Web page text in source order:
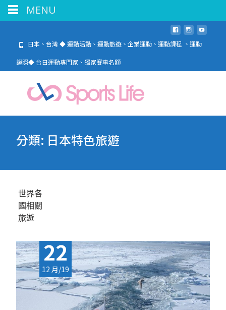
日本、台灣 ◆ 運動活動、運動旅遊、企業運動、運動課程 、運動
證照◆ 台日運動專門家、獨家賽事名額
分類: 日本特色旅遊
世界各
國相關
旅遊
22
12 月/19
MENU